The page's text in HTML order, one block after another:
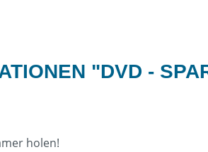
"DVD -
holen!